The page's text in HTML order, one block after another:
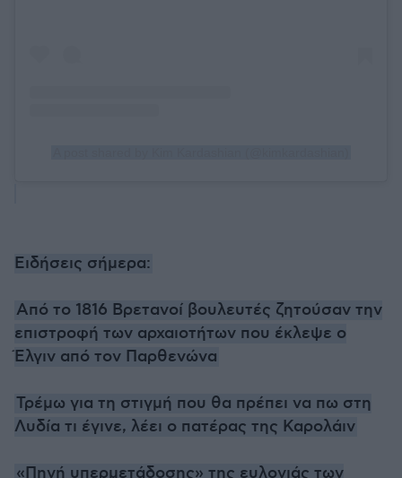
Ειδήσεις σήμερα:
Από το 1816 Βρετανοί βουλευτές ζητούσαν την
επιστροφή των αρχαιοτήτων που έκλεψε ο
Έλγιν από τον Παρθενώνα
Τρέμω για τη στιγμή που θα πρέπει να πω στη
Λυδία τι έγινε, λέει ο πατέρας της Καρολάιν
«Πηγή υπερμετάδοσης» της ευλογιάς των